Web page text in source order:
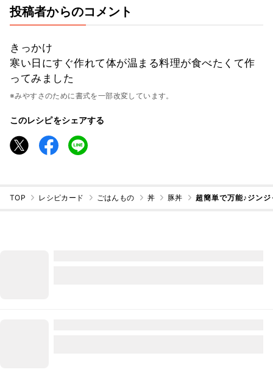
投稿者からのコメント
きっかけ
寒い日にすぐ作れて体が温まる料理が食べたくて作
ってみました
※みやすさのために書式を一部改変しています。
このレシピをシェアする
TOP レシピカード ごはんもの 丼 豚丼 超簡単で万能♪ジン